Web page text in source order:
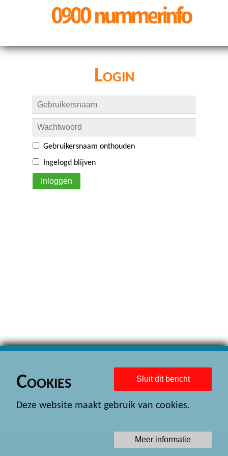
Login
Gebruikersnaam onthouden
Ingelogd blijven
Inloggen
Sluit dit bericht
Cookies
Deze website maakt gebruik van cookies.
Meer informatie